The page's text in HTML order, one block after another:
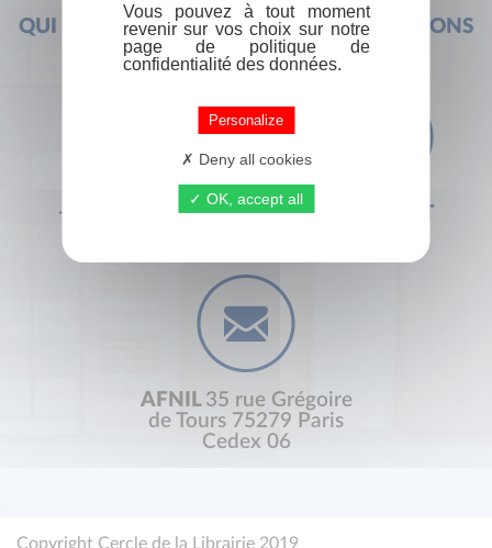
QUI SOMMES-NOUS ?FOIRE AUX QUESTIONS
+33 (0) 1 44 41 29 19 CONTACT
AFNIL 35 rue Grégoire
de Tours 75279 Paris
Cedex 06
Copyright Cercle de la Librairie 2019
Vous pouvez à tout moment
revenir sur vos choix sur notre
page de politique de
confidentialité des données.
Personalize
Deny all cookies
OK, accept all